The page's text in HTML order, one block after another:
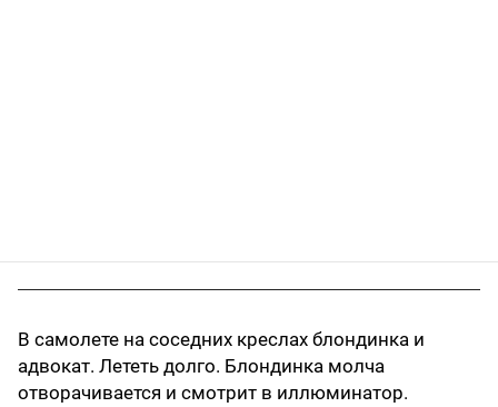
В самолете на соседних креслах блондинка и
адвокат. Лететь долго. Блондинка молча
отворачивается и смотрит в иллюминатор.